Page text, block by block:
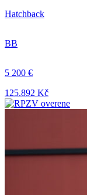
Hatchback
BB
5 200 €
125.892 Kč